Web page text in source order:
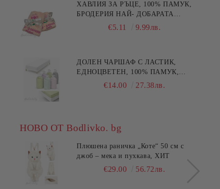
ХАВЛИЯ ЗА РЪЦЕ, 100% ПАМУК,
БРОДЕРИЯ НАЙ- ДОБАРАТА
МАЙКА/БАБА , РАЗМЕР:
€5.11 9.99лв.
ДОЛЕН ЧАРШАФ С ЛАСТИК,
ЕДНОЦВЕТЕН, 100% ПАМУК,
РАЗЛИЧНИ РАЗМЕРИ
€14.00 27.38лв.
НОВО ОТ Bodlivko. bg
Плюшена раничка „Коте“ 50 см с
джоб – мека и пухкава, ХИТ
€29.00 56.72лв.